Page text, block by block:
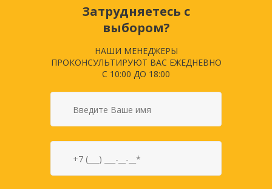
Затрудняетесь с
выбором?
НАШИ МЕНЕДЖЕРЫ
ПРОКОНСУЛЬТИРУЮТ ВАС ЕЖЕДНЕВНО
С 10:00 ДО 18:00